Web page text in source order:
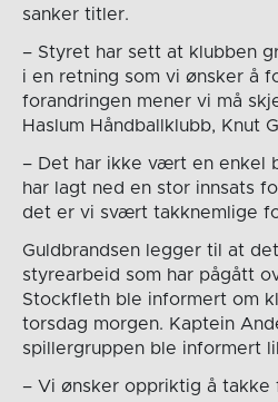
sanker titler.
– Styret har sett at klubben
i en retning som vi ønsker å
forandringen mener vi må
Haslum Håndballklubb, Knut
– Det har ikke vært en enkel
har lagt ned en stor innsats
det er vi svært takknemlige
Guldbrandsen legger til at
styrearbeid som har pågått
Stockfleth ble informert om
torsdag morgen. Kaptein
spillergruppen ble informert
– Vi ønsker oppriktig å takke